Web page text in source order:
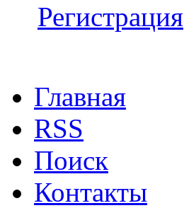
Регистрация
Главная
RSS
Поиск
Контакты